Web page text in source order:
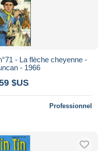
- La flèche cheyenne -
- 1966
$US
Professionnel